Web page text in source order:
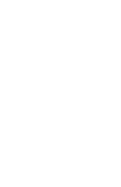
pflichtgemäßen Ermessen